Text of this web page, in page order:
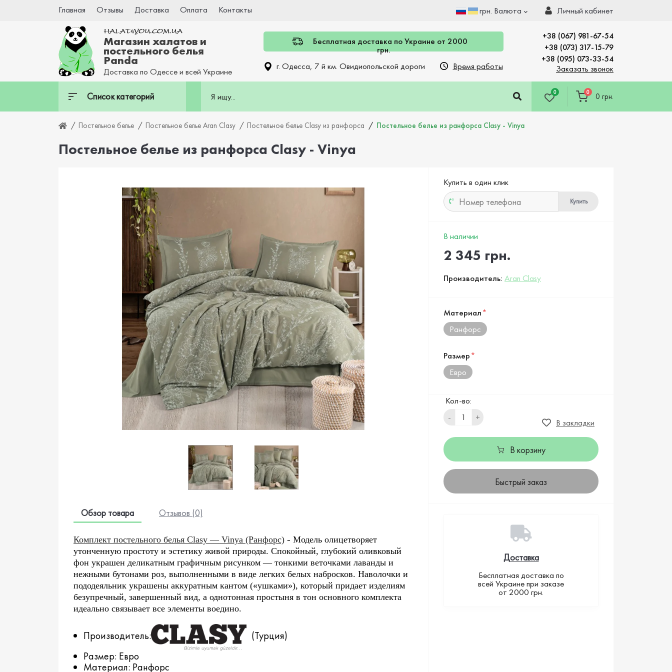
Главная Отзывы Доставка Оплата Контакты грн. Валюта Личный кабинет
Магазин халатов и
постельного белья
Panda
Доставка по Одессе и всей Украине
Бесплатная доставка по Украине от 2000
грн.
г. Одесса, 7 й км. Овидиопольской дороги
Время работы
+38 (067) 981-67-54
+38 (073) 317-15-79
+38 (095) 073-33-54
Заказать звонок
Список категорий 0 0 0 грн.
Постельное белье Постельное белье Aran Clasy Постельное белье Clasy из ранфорса Постельное белье из ранфорса Clasy - Vinya
Постельное белье из ранфорса Clasy - Vinya
Обзор товара Отзывов (0)
Комплект постельного белья Clasy — Vinya (Ранфорс) - Модель олицетворяет
утонченную простоту и эстетику живой природы. Спокойный, глубокий оливковый
фон украшен деликатным графичным рисунком — тонкими веточками лаванды и
нежными бутонами роз, выполненными в виде легких белых набросков. Наволочки и
пододеяльник украшены аккуратным кантом («ушками»), который придает изделиям
безупречный, завершенный вид, а однотонная простыня в тон основного комплекта
идеально связывает все элементы воедино.
Производитель:
(Турция)
Размер: Евро
Материал: Ранфорс
Купить в один клик
Купить
В наличии
2 345 грн.
Производитель: Aran Clasy
Материал*
Ранфорс
Размер*
Евро
Кол-во:
-
+
В закладки
В корзину
Быстрый заказ
Доставка
Бесплатная доставка по
всей Украине при заказе
от 2000 грн.